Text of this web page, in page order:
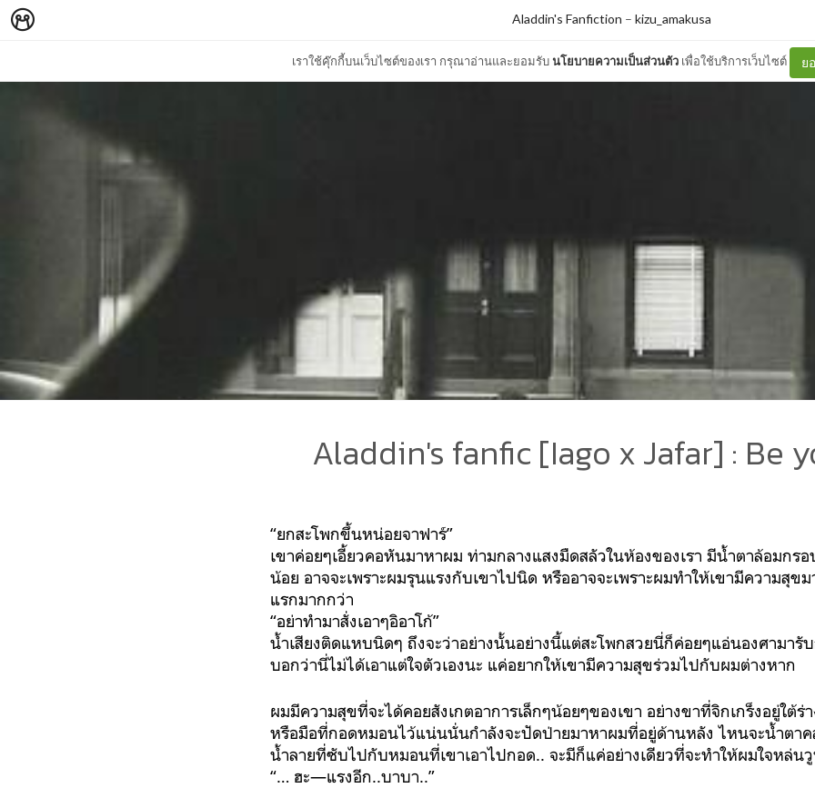
เราใช้คุ๊กกี้บนเว็บไซต์ของเรา กรุณาอ่านและยอมรับนโยบายความเป็นส่วนตัว เพื่อใช้บริการเว็บไซต์ ย
Aladdin's Fanfiction – kizu_amakusa
Aladdin's fanfic [Iago x Jafar] : Be
‪“ยกสะโพกขึ้นหน่อยจาฟาร์”‬
เขาค่อยๆเอี้ยวคอหันมาหาผม ท่ามกลางแสงมืดสลัวในห้องของเรา มีน้ำตาล้อมกรอ
น้อย อาจจะเพราะผมรุนแรงกับเขาไปนิด หรืออาจจะเพราะผมทำให้เขามีความสุข
แรกมากกว่า‬
‪“อย่าทำมาสั่งเอาๆอิอาโก้”‬
น้ำเสียงติดแหบนิดๆ ‪ถึงจะว่าอย่างนั้นอย่างนี้แต่สะโพกสวยนี่ก็ค่อยๆแอ่นองศามา
บอกว่านี่ไม่ได้เอาแต่ใจตัวเองนะ แค่อยากให้เขามีความสุขร่วมไปกับผมต่างหาก‬
ผมมีความสุขที่จะได้คอยสังเกตอาการเล็กๆน้อยๆของเขา อย่างขาที่จิกเกร็งอยู่ใต้ร่
หรือมือที่กอดหมอนไว้แน่นนั่นกำลังจะปัดป่ายมาหาผมที่อยู่ด้านหลัง ไหนจะน้ำตา
น้ำลายที่ซับไปกับหมอนที่เขาเอาไปกอด.. จะมีก็แค่อย่างเดียวที่จะทำให้ผมใจหล่น
‪“… ฮะ—แรงอีก..บาบา..”‬